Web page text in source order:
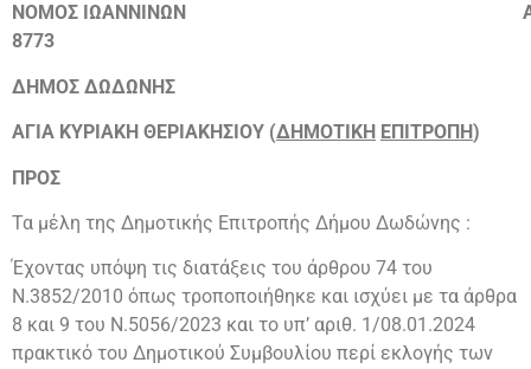
ΝΟΜΟΣ ΙΩΑΝΝΙΝΩΝ
8773
ΔΗΜΟΣ ΔΩΔΩΝΗΣ
ΑΓΙΑ ΚΥΡΙΑΚΗ ΘΕΡΙΑΚΗΣΙΟΥ (ΔΗΜΟΤΙΚΗ ΕΠΙΤΡΟΠΗ)
ΠΡΟΣ
Τα μέλη της Δημοτικής Επιτροπής Δήμου Δωδώνης :
Έχοντας υπόψη τις διατάξεις του άρθρου 74 του
Ν.3852/2010 όπως τροποποιήθηκε και ισχύει με τα άρθρα
8 και 9 του Ν.5056/2023 και το υπ’ αριθ. 1/08.01.2024
πρακτικό του Δημοτικού Συμβουλίου περί εκλογής των